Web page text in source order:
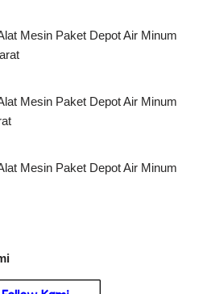
Mesin Paket Depot Air Minum
Mesin Paket Depot Air Minum
Mesin Paket Depot Air Minum